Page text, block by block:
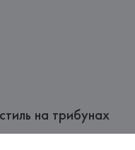
на трибунах